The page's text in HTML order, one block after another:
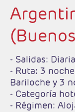
Iguazú)
- Salidas:
- Ruta: 3
Bariloche y 3
- Categoría
- Régimen: